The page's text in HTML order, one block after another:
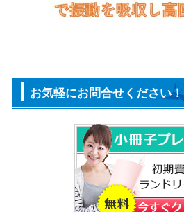
お気軽にお問合せください！